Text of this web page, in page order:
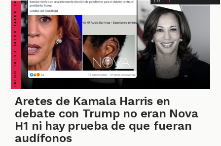
Aretes de Kamala Harris en
debate con Trump no eran Nova
H1 ni hay prueba de que fueran
audífonos